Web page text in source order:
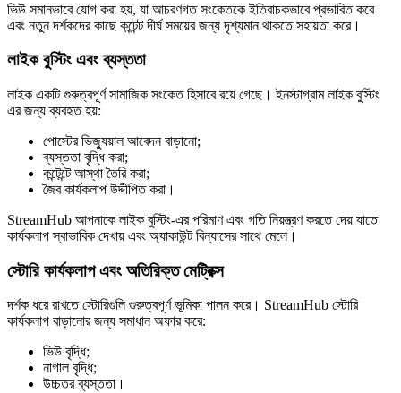
ভিউ সমানভাবে যোগ করা হয়, যা আচরণগত সংকেতকে ইতিবাচকভাবে প্রভাবিত করে
এবং নতুন দর্শকদের কাছে কন্টেন্ট দীর্ঘ সময়ের জন্য দৃশ্যমান থাকতে সহায়তা করে।
লাইক বুস্টিং এবং ব্যস্ততা
লাইক একটি গুরুত্বপূর্ণ সামাজিক সংকেত হিসাবে রয়ে গেছে। ইনস্টাগ্রাম লাইক বুস্টিং
এর জন্য ব্যবহৃত হয়:
পোস্টের ভিজ্যুয়াল আবেদন বাড়ানো;
ব্যস্ততা বৃদ্ধি করা;
কন্টেন্টে আস্থা তৈরি করা;
জৈব কার্যকলাপ উদ্দীপিত করা।
StreamHub আপনাকে লাইক বুস্টিং-এর পরিমাণ এবং গতি নিয়ন্ত্রণ করতে দেয় যাতে
কার্যকলাপ স্বাভাবিক দেখায় এবং অ্যাকাউন্ট বিন্যাসের সাথে মেলে।
স্টোরি কার্যকলাপ এবং অতিরিক্ত মেট্রিক্স
দর্শক ধরে রাখতে স্টোরিগুলি গুরুত্বপূর্ণ ভূমিকা পালন করে। StreamHub স্টোরি
কার্যকলাপ বাড়ানোর জন্য সমাধান অফার করে:
ভিউ বৃদ্ধি;
নাগাল বৃদ্ধি;
উচ্চতর ব্যস্ততা।